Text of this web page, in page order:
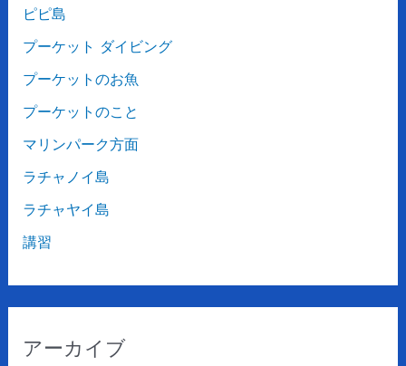
ピピ島
プーケット ダイビング
プーケットのお魚
プーケットのこと
マリンパーク方面
ラチャノイ島
ラチャヤイ島
講習
アーカイブ